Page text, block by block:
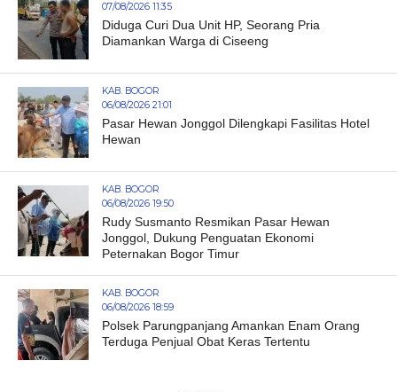
07/08/2026 11:35
Diduga Curi Dua Unit HP, Seorang Pria
Diamankan Warga di Ciseeng
KAB. BOGOR
06/08/2026 21:01
Pasar Hewan Jonggol Dilengkapi Fasilitas Hotel
Hewan
KAB. BOGOR
06/08/2026 19:50
Rudy Susmanto Resmikan Pasar Hewan
Jonggol, Dukung Penguatan Ekonomi
Peternakan Bogor Timur
KAB. BOGOR
06/08/2026 18:59
Polsek Parungpanjang Amankan Enam Orang
Terduga Penjual Obat Keras Tertentu